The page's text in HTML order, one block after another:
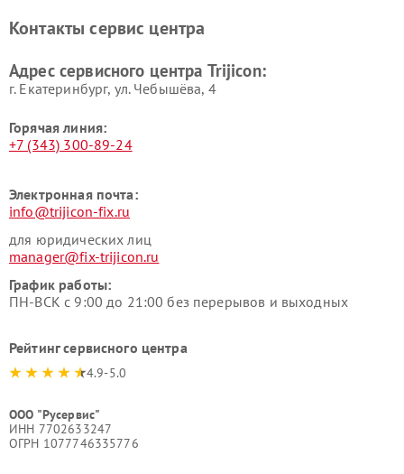
Контакты сервис центра
Адрес сервисного центра Trijicon:
г. Екатеринбург, ул. Чебышёва, 4
Горячая линия:
+7 (343) 300-89-24
Электронная почта:
info@trijicon-fix.ru
для юридических лиц
manager@fix-trijicon.ru
График работы:
ПН-ВСК с 9:00 до 21:00 без перерывов и выходных
Рейтинг сервисного центра
4.9-5.0
ООО "Русервис"
ИНН 7702633247
ОГРН 1077746335776